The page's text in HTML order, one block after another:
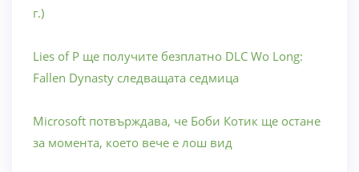
г.)
Lies of P ще получите безплатно DLC Wo Long:
Fallen Dynasty следващата седмица
Microsoft потвърждава, че Боби Котик ще остане
за момента, което вече е лош вид